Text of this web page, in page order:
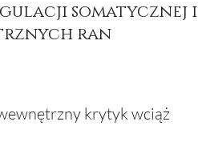
somatycznej i
ran
krytyk wciąż